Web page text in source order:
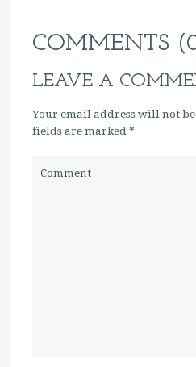
COMMENTS
LEAVE A
Your email address will not
fields are marked*